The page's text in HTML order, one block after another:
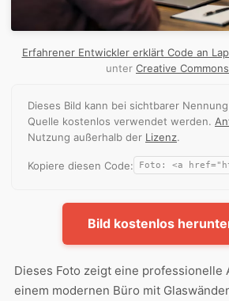
Erfahrener Entwickler erklärt Code an
unter Creative
Dieses Bild kann bei sichtbarer
Quelle kostenlos verwendet werden.
Nutzung außerhalb der Lizenz.
Kopiere diesen Code:
Bild kostenlos
Dieses Foto zeigt eine professionelle
einem modernen Büro mit